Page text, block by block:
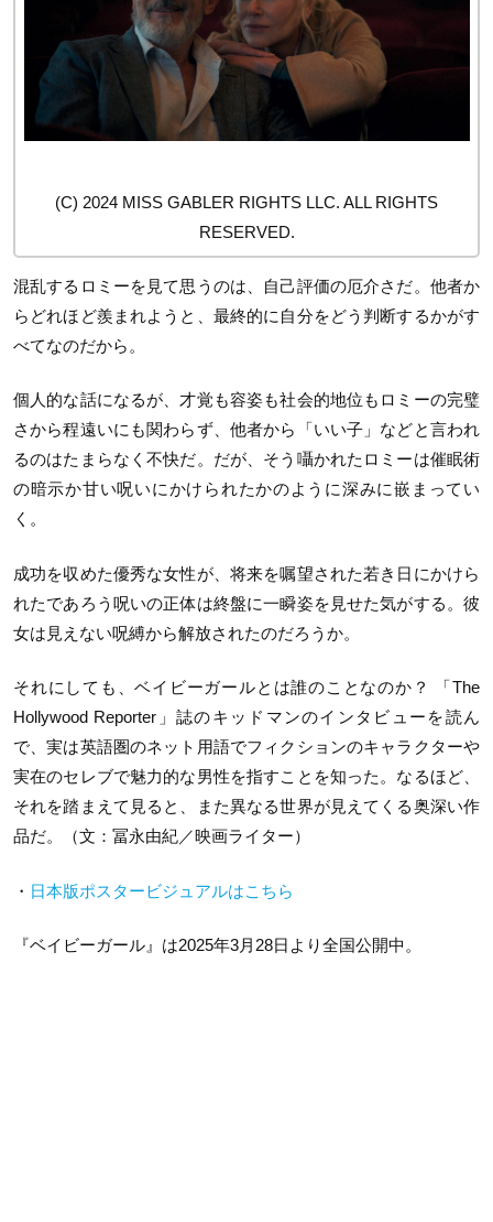
(C) 2024 MISS GABLER RIGHTS LLC. ALL RIGHTS
RESERVED.
混乱するロミーを見て思うのは、自己評価の厄介さだ。他者か
らどれほど羨まれようと、最終的に自分をどう判断するかがす
べてなのだから。
個人的な話になるが、才覚も容姿も社会的地位もロミーの完璧
さから程遠いにも関わらず、他者から「いい子」などと言われ
るのはたまらなく不快だ。だが、そう囁かれたロミーは催眠術
の暗示か甘い呪いにかけられたかのように深みに嵌まってい
く。
成功を収めた優秀な女性が、将来を嘱望された若き日にかけら
れたであろう呪いの正体は終盤に一瞬姿を見せた気がする。彼
女は見えない呪縛から解放されたのだろうか。
それにしても、ベイビーガールとは誰のことなのか？ 「The
Hollywood Reporter」誌のキッドマンのインタビューを読ん
で、実は英語圏のネット用語でフィクションのキャラクターや
実在のセレブで魅力的な男性を指すことを知った。なるほど、
それを踏まえて見ると、また異なる世界が見えてくる奥深い作
品だ。（文：冨永由紀／映画ライター）
・ 日本版ポスタービジュアルはこちら
『ベイビーガール』は2025年3月28日より全国公開中。